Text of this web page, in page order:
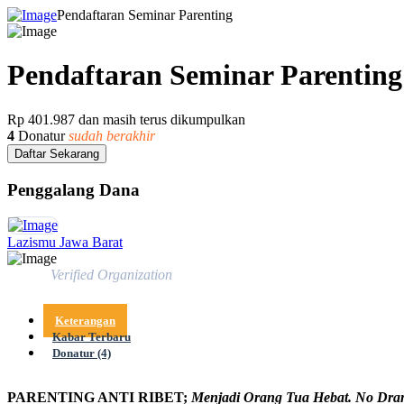
Pendaftaran Seminar Parenting
Pendaftaran Seminar Parenting
Rp 401.987 dan masih terus dikumpulkan
4 Donatur sudah berakhir
Daftar Sekarang
Penggalang Dana
Lazismu Jawa Barat
Verified Organization
Keterangan
Kabar Terbaru
Donatur (4)
PARENTING ANTI RIBET; Menjadi Orang Tua Hebat. No